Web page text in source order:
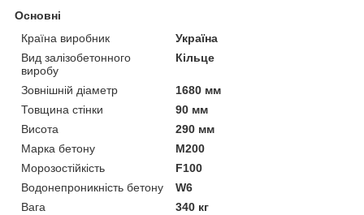
Основні
Країна виробник
Україна
Вид залізобетонного
виробу
Кільце
Зовнішній діаметр
1680 мм
Товщина стінки
90 мм
Висота
290 мм
Марка бетону
М200
Морозостійкість
F100
Водонепроникність бетону
W6
Вага
340 кг